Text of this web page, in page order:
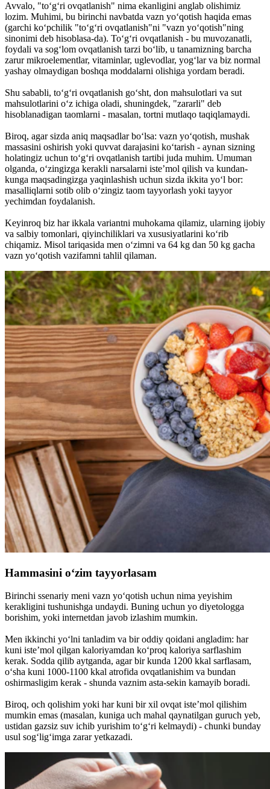
Avvalo, "to‘g‘ri ovqatlanish" nima ekanligini anglab olishimiz
lozim. Muhimi, bu birinchi navbatda vazn yo‘qotish haqida emas
(garchi ko‘pchilik "to‘g‘ri ovqatlanish"ni "vazn yo‘qotish"ning
sinonimi deb hisoblasa-da). To‘g‘ri ovqatlanish - bu muvozanatli,
foydali va sog‘lom ovqatlanish tarzi bo‘lib, u tanamizning barcha
zarur mikroelementlar, vitaminlar, uglevodlar, yog‘lar va biz normal
yashay olmaydigan boshqa moddalarni olishiga yordam beradi.
Shu sababli, to‘g‘ri ovqatlanish go‘sht, don mahsulotlari va sut
mahsulotlarini o‘z ichiga oladi, shuningdek, "zararli" deb
hisoblanadigan taomlarni - masalan, tortni mutlaqo taqiqlamaydi.
Biroq, agar sizda aniq maqsadlar bo‘lsa: vazn yo‘qotish, mushak
massasini oshirish yoki quvvat darajasini ko‘tarish - aynan sizning
holatingiz uchun to‘g‘ri ovqatlanish tartibi juda muhim. Umuman
olganda, o‘zingizga kerakli narsalarni iste’mol qilish va kundan-
kunga maqsadingizga yaqinlashish uchun sizda ikkita yo‘l bor:
masalliqlarni sotib olib o‘zingiz taom tayyorlash yoki tayyor
yechimdan foydalanish.
Keyinroq biz har ikkala variantni muhokama qilamiz, ularning ijobiy
va salbiy tomonlari, qiyinchiliklari va xususiyatlarini ko‘rib
chiqamiz. Misol tariqasida men o‘zimni va 64 kg dan 50 kg gacha
vazn yo‘qotish vazifamni tahlil qilaman.
Hammasini o‘zim tayyorlasam
Birinchi ssenariy meni vazn yo‘qotish uchun nima yeyishim
kerakligini tushunishga undaydi. Buning uchun yo diyetologga
borishim, yoki internetdan javob izlashim mumkin.
Men ikkinchi yo‘lni tanladim va bir oddiy qoidani angladim: har
kuni iste’mol qilgan kaloriyamdan ko‘proq kaloriya sarflashim
kerak. Sodda qilib aytganda, agar bir kunda 1200 kkal sarflasam,
o‘sha kuni 1000-1100 kkal atrofida ovqatlanishim va bundan
oshirmasligim kerak - shunda vaznim asta-sekin kamayib boradi.
Biroq, och qolishim yoki har kuni bir xil ovqat iste’mol qilishim
mumkin emas (masalan, kuniga uch mahal qaynatilgan guruch yeb,
ustidan gazsiz suv ichib yurishim to‘g‘ri kelmaydi) - chunki bunday
usul sog‘lig‘imga zarar yetkazadi.